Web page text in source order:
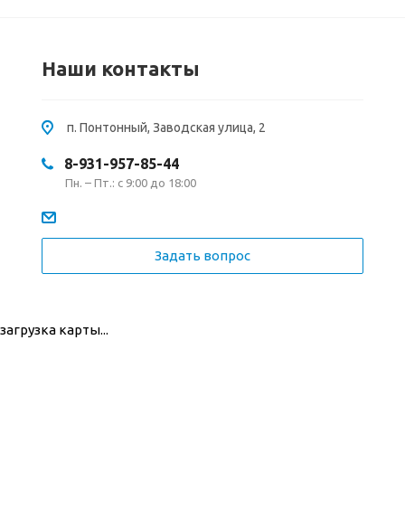
Наши контакты
п. Понтонный, Заводская улица, 2
8-931-957-85-44
Пн. – Пт.: с 9:00 до 18:00
Задать вопрос
загрузка карты...